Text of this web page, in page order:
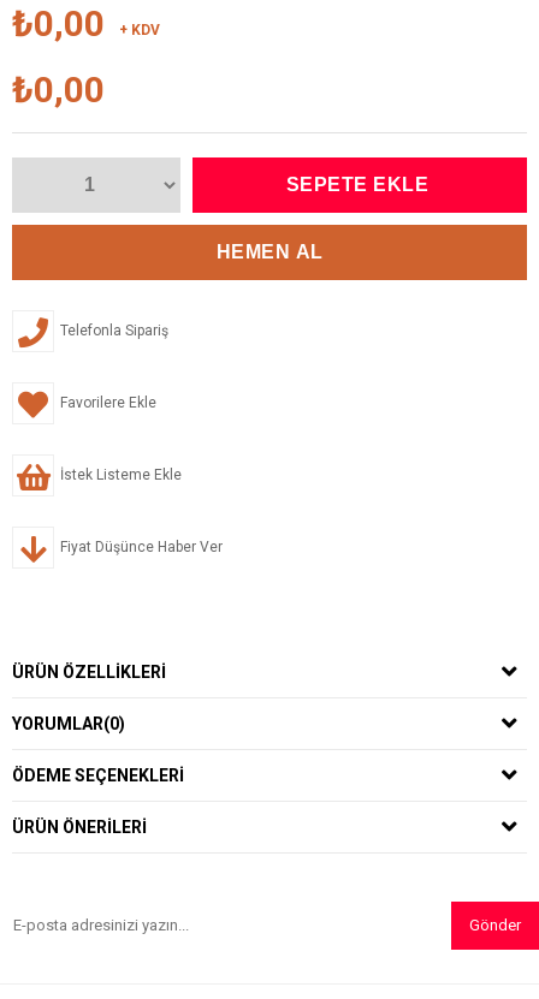
₺0,00 + KDV
₺0,00
Telefonla Sipariş
Favorilere Ekle
İstek Listeme Ekle
Fiyat Düşünce Haber Ver
ÜRÜN ÖZELLIKLERI
YORUMLAR(0)
ÖDEME SEÇENEKLERI
ÜRÜN ÖNERILERI
Gönder